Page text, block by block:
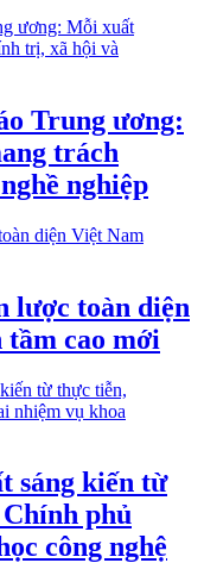
Trung ương:
trách
nghiệp
lược toàn diện
cao mới
sáng kiến từ
phủ
công nghệ